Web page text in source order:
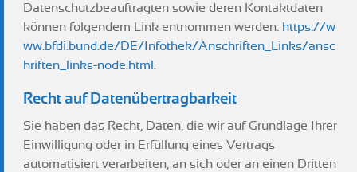
Datenschutzbeauftragten sowie deren Kontaktdaten
können folgendem Link entnommen werden: https://w
ww.bfdi.bund.de/DE/Infothek/Anschriften_Links/ansc
hriften_links-node.html.
Recht auf Datenübertragbarkeit
Sie haben das Recht, Daten, die wir auf Grundlage Ihrer
Einwilligung oder in Erfüllung eines Vertrags
automatisiert verarbeiten, an sich oder an einen Dritten